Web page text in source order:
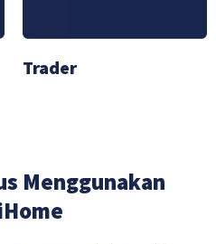
Trader
Menggunakan